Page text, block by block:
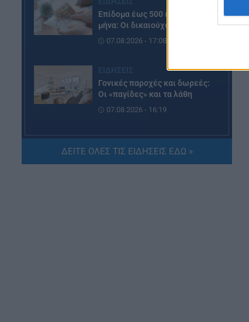
Επίδομα έως 500 ευρώ τον
μήνα: Οι δικαιούχοι
07.08.2026 - 17:08
Γονικές παροχές και δωρεές:
Οι «παγίδες» και τα λάθη
07.08.2026 - 16:19
ΠΑΙΔΕΙΑ
ΝΕΟ φοιτητικό επίδομα: Για
ποιούς φοιτητές
ΔΕΙΤΕ ΟΛΕΣ ΤΙΣ ΕΙΔΗΣΕΙΣ ΕΔΩ »